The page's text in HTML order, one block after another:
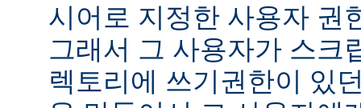
시어로 지정한 사용자 권
그래서 그 사용자가 스크
렉토리에 쓰기권한이 있